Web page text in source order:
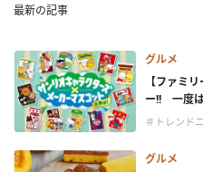
最新の記事
グルメ
【ファミ
ー!! 一度
＃トレンド
グルメ